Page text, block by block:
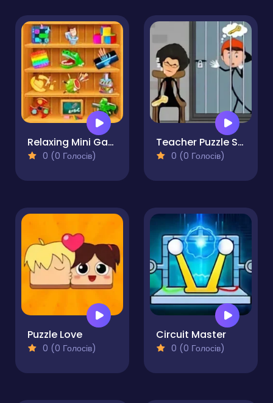
Relaxing Mini Games
0 (0 Голосів)
Teacher Puzzle Stickman Games
0 (0 Голосів)
Puzzle Love
0 (0 Голосів)
Circuit Master
0 (0 Голосів)